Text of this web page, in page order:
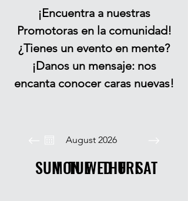
¡Encuentra a nuestras
Promotoras en la comunidad!
¿Tienes un evento en mente?
¡Danos un mensaje: nos
encanta conocer caras nuevas!
August 2026
SUNMONTUEWEDTHUFRISAT